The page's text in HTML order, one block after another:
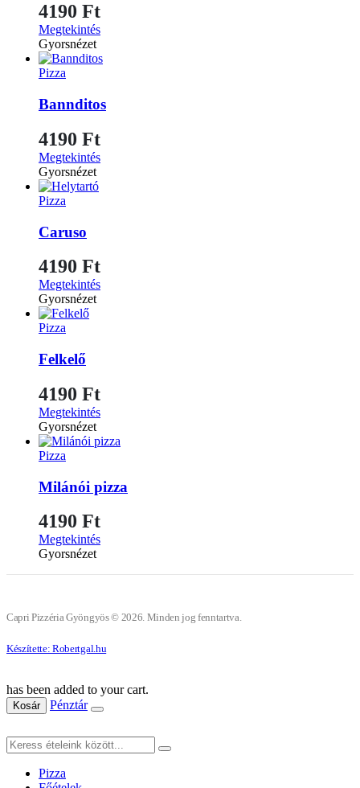
4190 Ft
Megtekintés
Gyorsnézet
Pizza
Bannditos
4190 Ft
Megtekintés
Gyorsnézet
Pizza
Caruso
4190 Ft
Megtekintés
Gyorsnézet
Pizza
Felkelő
4190 Ft
Megtekintés
Gyorsnézet
Pizza
Milánói pizza
4190 Ft
Megtekintés
Gyorsnézet
Capri Pizzéria Gyöngyös © 2026. Minden jog fenntartva.
Készítette: Robertgal.hu
has been added to your cart.
Kosár Pénztár
Pizza